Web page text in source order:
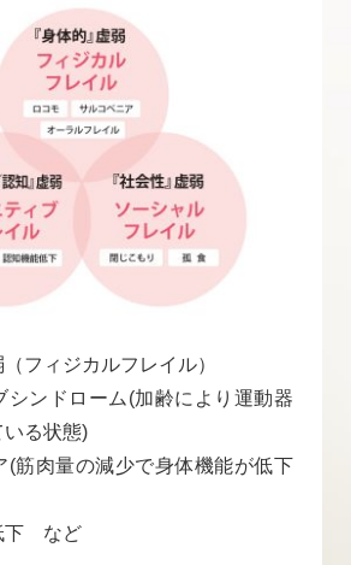
（フィジカルフレイル）
シンドローム(加齢により運動器
いる状態)
(筋肉量の減少で身体機能が低下
下 など